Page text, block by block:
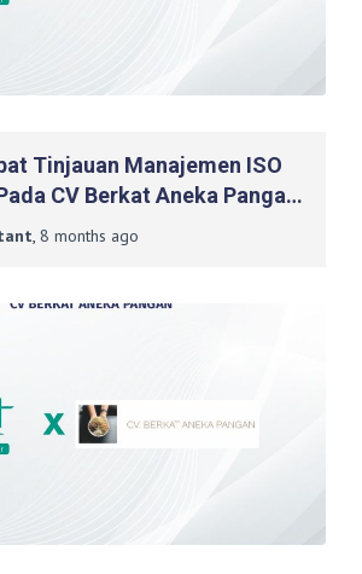
Tinjauan Manajemen ISO
CV Berkat Aneka Pangan,
, 8 months ago